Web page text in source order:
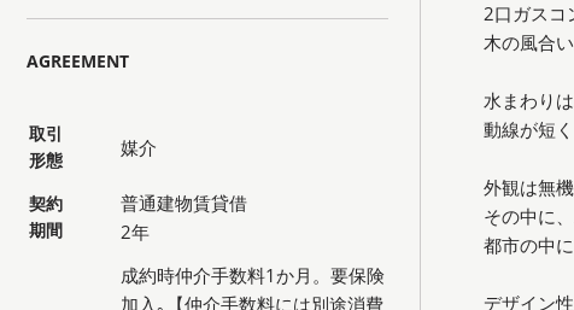
AGREEMENT
取引
形態
媒介
契約
期間
普通建物賃貸借
2年
成約時仲介手数料1か月。要保険
加入｡【仲介手数料には別途消費
2口ガスコ
木の風合
水まわり
動線が短
外観は無
その中に
都市の中
デザイン